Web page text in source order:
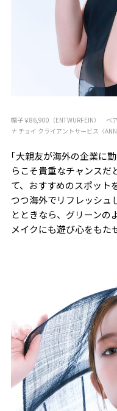
帽子￥86,900（ENTWURFEIN） ベ
ナ チョイ クライアントサービス〈
｢大親友が海外の企業に
らこそ貴重なチャンスだ
て、おすすめのスポット
つつ海外でリフレッシュ
とときなら、グリーンの
メイクにも遊び心をもた